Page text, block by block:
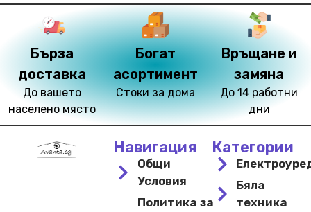
Бърза
доставка
До вашето
населено място
Богат
асортимент
Стоки за дома
Връщане и
замяна
До 14 работни
дни
Навигация
Общи
Условия
Политика за
Категории
Бяла
техника